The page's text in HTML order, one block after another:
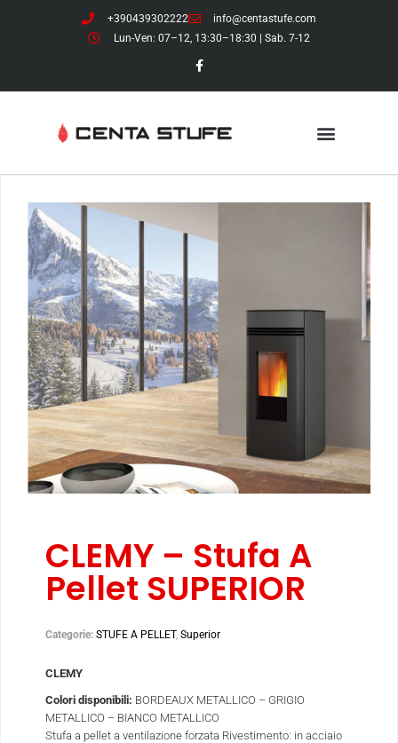
+390439302222
info@centastufe.com
Lun-Ven: 07–12, 13:30–18:30 | Sab. 7-12
CLEMY – Stufa A
Pellet SUPERIOR
Categorie: STUFE A PELLET, Superior
CLEMY
Colori disponibili: BORDEAUX METALLICO – GRIGIO
METALLICO – BIANCO METALLICO
Stufa a pellet a ventilazione forzata Rivestimento: in acciaio